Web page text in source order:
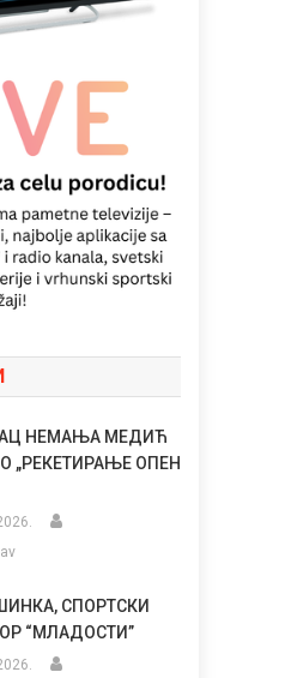
НЕМАЊА МЕДИЋ
„РЕКЕТИРАЊЕ ОПЕН
СПОРТСКИ
“МЛАДОСТИ”